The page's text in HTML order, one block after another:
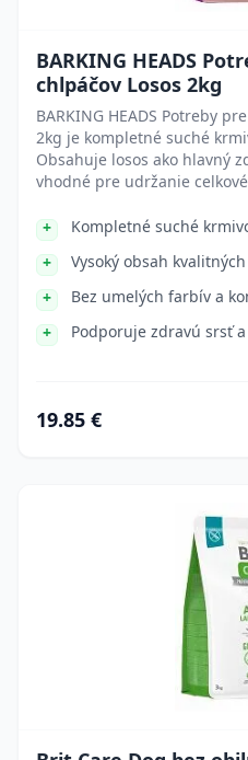
BARKING HEADS
chlpáčov Losos 2kg
BARKING HEADS Potreby
2kg je kompletné suché
Obsahuje losos ako hlavný
vhodné pre udržanie
Kompletné suché
Vysoký obsah
Bez umelých farbív a
Podporuje zdravú srsť
19.85 €